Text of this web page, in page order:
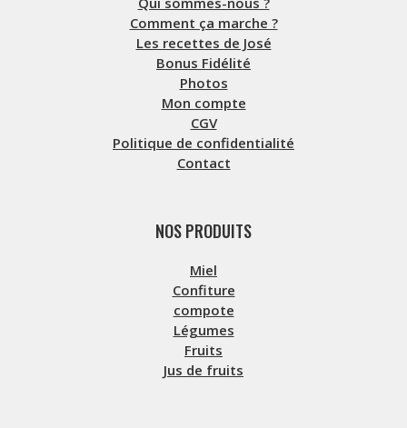
Comment ça marche ?
Les recettes de José
Bonus Fidélité
Photos
Mon compte
CGV
Politique de confidentialité
Contact
NOS PRODUITS
Miel
Confiture
compote
Légumes
Fruits
Jus de fruits